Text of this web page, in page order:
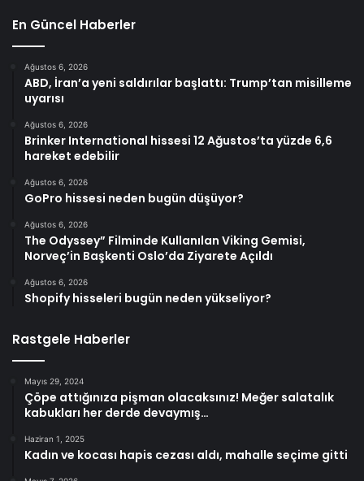
En Güncel Haberler
Ağustos 6, 2026
ABD, İran’a yeni saldırılar başlattı: Trump’tan misilleme
uyarısı
Ağustos 6, 2026
Brinker International hissesi 12 Ağustos’ta yüzde 6,6
hareket edebilir
Ağustos 6, 2026
GoPro hissesi neden bugün düşüyor?
Ağustos 6, 2026
The Odyssey” Filminde Kullanılan Viking Gemisi,
Norveç’in Başkenti Oslo’da Ziyarete Açıldı
Ağustos 6, 2026
Shopify hisseleri bugün neden yükseliyor?
Rastgele Haberler
Mayıs 29, 2024
Çöpe attığınıza pişman olacaksınız! Meğer salatalık
kabukları her derde devaymış…
Haziran 1, 2025
Kadın ve kocası hapis cezası aldı, mahalle seçime gitti